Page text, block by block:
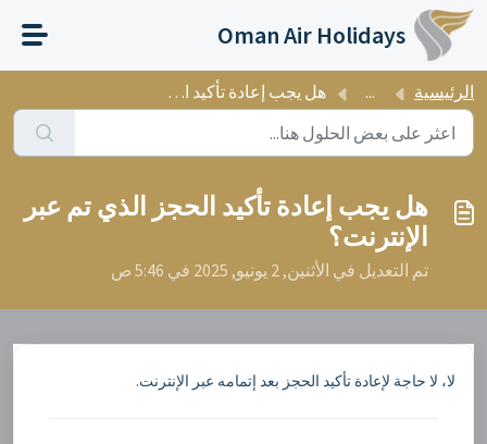
التخطّي إلى المحتوى الرئيسي
Oman Air Holidays
الرئيسية ... هل يجب إعادة تأكيد الحجز الذي تم عبر الإنترنت؟
هل يجب إعادة تأكيد الحجز الذي تم عبر
الإنترنت؟
تم التعديل في الأثنين, 2 يونيو, 2025 في 5:46 ص
لا، لا حاجة لإعادة تأكيد الحجز بعد إتمامه عبر الإنترنت.